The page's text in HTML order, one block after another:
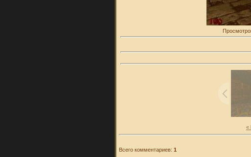
«
Всего комментариев:1